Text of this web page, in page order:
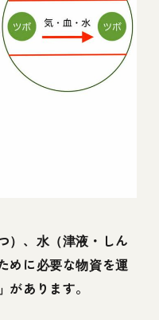
）、水（津液・しん
めに必要な物資を運
あります。